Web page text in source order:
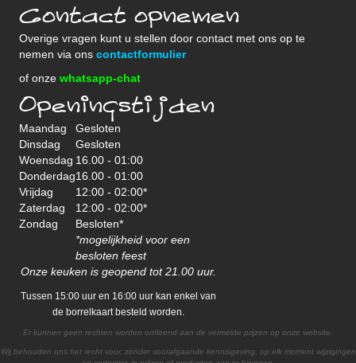
Contact opnemen
Overige vragen kunt u stellen door contact met ons op te
nemen via ons contactformulier
of onze whatsapp-chat
Openingstijden
Maandag
Gesloten
Dinsdag
Gesloten
Woensdag 16.00 - 01:00
Donderdag16.00 - 01:00
Vrijdag
12:00 - 02:00*
Zaterdag
12:00 - 02:00*
Zondag
Besloten*
*mogelijkheid voor een
besloten feest
Onze keuken is geopend tot 21.00 uur.
Tussen 15:00 uur en 16:00 uur kan enkel van
de borrelkaart besteld worden.
Er kunnen geen rechten worden ontleend aan de vermelde prijzen op onze website.
Wij behouden ons het recht voor, zonder voorafgaande kennisgeving, op elk moment wijzigingen